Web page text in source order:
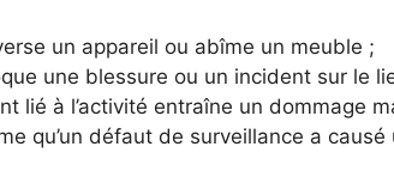
un appareil ou abîme un meuble ;
une blessure ou un incident sur le
lié à l’activité entraîne un dommage
qu’un défaut de surveillance a causé